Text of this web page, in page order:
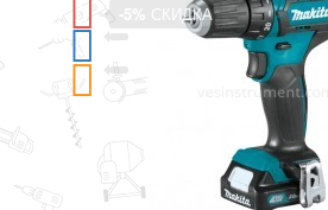
-5% СКИДКА